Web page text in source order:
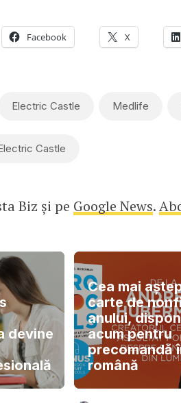
Facebook X
Electric Castle Medlife
Castle
Biz și pe Google News.
devine
Cea mai
carte de
anului,
acum pentru
precomandă
română